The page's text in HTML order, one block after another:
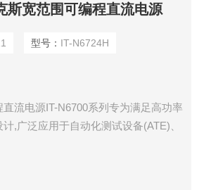
斯宽范围可编程直流电源
型号： IT-N6724H
流电源IT-N6700系列专为满足高功率
,广泛应用于自动化测试设备(ATE)、
电压范围从32V至1500V,适应各种测试
设计使其在有限空间内提供*功率输